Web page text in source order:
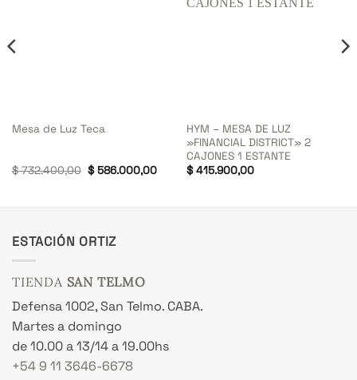
Mesa de Luz Teca
$732.400,00 El
precio
$586.000,00El
HYM – MESA DE LUZ
»FINANCIAL DISTRICT» 2
CAJONES 1 ESTANTE
$415.900,00
ESTACIÓN ORTIZ
TIENDA SAN TELMO
Defensa 1002, San Telmo. CABA.
Martes a domingo
de 10.00 a 13/14 a 19.00hs
+54 9 11 3646-6678